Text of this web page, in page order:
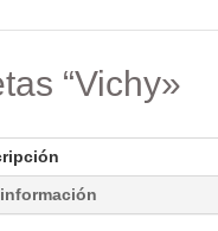
“Vichy»